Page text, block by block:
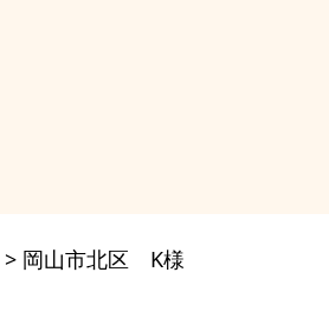
> 岡山市北区 K様